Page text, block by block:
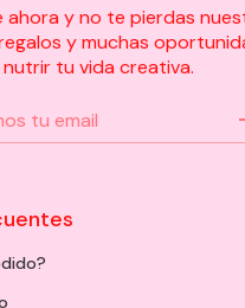
ahora y no te pierdas
y muchas
nutrir tu vida creativa.